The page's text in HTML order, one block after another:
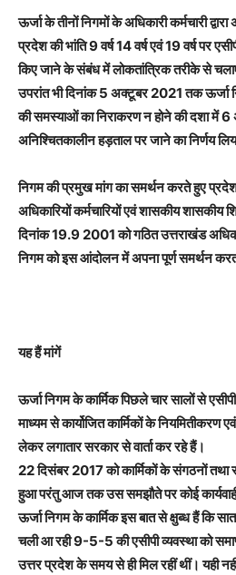
ऊर्जा के तीनों निगमों के अधिकारी कर्मचारी
प्रदेश की भांति 9 वर्ष 14 वर्ष एवं 19 वर्ष पर
किए जाने के संबंध में लोकतांत्रिक तरीके से
उपरांत भी दिनांक 5 अक्टूबर 2021 तक ऊर्जा
की समस्याओं का निराकरण न होने की दशा में
अनिश्चितकालीन हड़ताल पर जाने का निर्णय
निगम की प्रमुख मांग का समर्थन करते हुए
अधिकारियों कर्मचारियों एवं शासकीय शासकीय
दिनांक 19.9 2001 को गठित उत्तराखंड
निगम को इस आंदोलन में अपना पूर्ण समर्थन
यह हैं मांगें
ऊर्जा निगम के कार्मिक पिछले चार सालों से
माध्यम से कार्योजित कार्मिकों के नियमितीकरण
लेकर लगातार सरकार से वार्ता कर रहे हैं।
22 दिसंबर 2017 को कार्मिकों के संगठनों तथा
हुआ परंतु आज तक उस समझौते पर कोई
ऊर्जा निगम के कार्मिक इस बात से क्षुब्ध हैं कि
चली आ रही 9-5-5 की एसीपी व्यवस्था को
उत्तर प्रदेश के समय से ही मिल रहीं थीं। यही